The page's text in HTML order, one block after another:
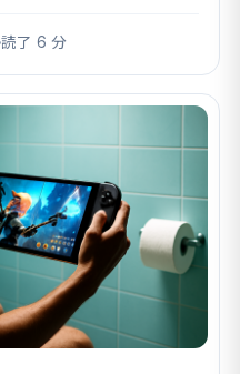
読了 6 分